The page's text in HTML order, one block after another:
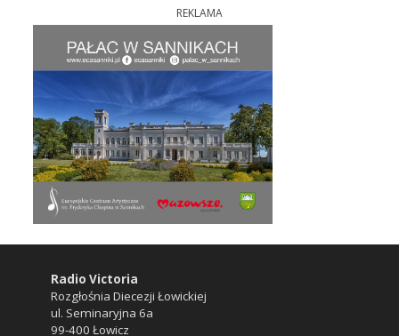
REKLAMA
Radio Victoria
Rozgłośnia Diecezji Łowickiej
ul. Seminaryjna 6a
99-400 Łowicz